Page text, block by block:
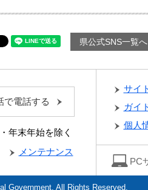
県公式SNS一覧へ
年末年始を除く
で電話する
メンテナンス
サイ
ガイ
個人
PC
Government. All Rights Reserved.